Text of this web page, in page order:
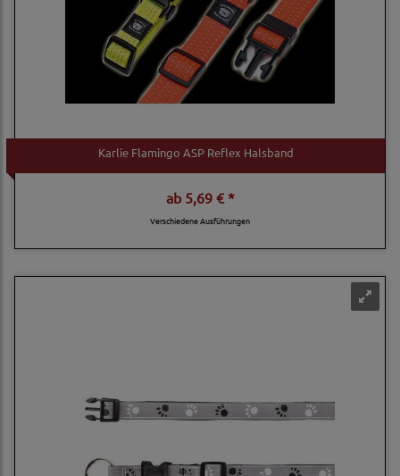
Karlie Flamingo ASP Reflex Halsband
ab5,69 € *
Verschiedene Ausführungen